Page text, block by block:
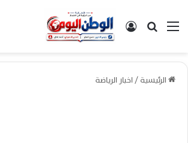
القائمةبحث عن تسجيل الدخول
الرئيسية/اخبار الرياضة